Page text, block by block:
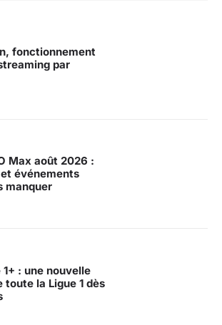
fonctionnement
par
Max août 2026 :
événements
manquer
1+ : une nouvelle
la Ligue 1 dès